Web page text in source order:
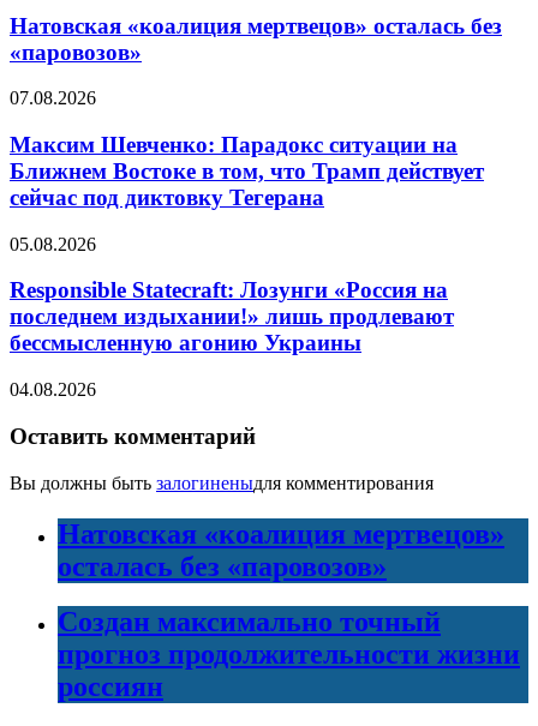
Натовская «коалиция мертвецов» осталась без
«паровозов»
07.08.2026
Максим Шевченко: Парадокс ситуации на
Ближнем Востоке в том, что Трамп действует
сейчас под диктовку Тегерана
05.08.2026
Responsible Statecraft: Лозунги «Россия на
последнем издыхании!» лишь продлевают
бессмысленную агонию Украины
04.08.2026
Оставить комментарий
Вы должны быть залогиненыдля комментирования
Натовская «коалиция мертвецов»
осталась без «паровозов»
Создан максимально точный
прогноз продолжительности жизни
россиян